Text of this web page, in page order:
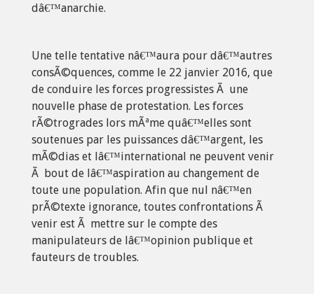
dâ€™anarchie.
Une telle tentative nâ€™aura pour dâ€™autres
consÃ©quences, comme le 22 janvier 2016, que
de conduire les forces progressistes Ã une
nouvelle phase de protestation. Les forces
rÃ©trogrades lors mÃªme quâ€™elles sont
soutenues par les puissances dâ€™argent, les
mÃ©dias et lâ€™international ne peuvent venir
Ã bout de lâ€™aspiration au changement de
toute une population. Afin que nul nâ€™en
prÃ©texte ignorance, toutes confrontations Ã
venir est Ã mettre sur le compte des
manipulateurs de lâ€™opinion publique et
fauteurs de troubles.